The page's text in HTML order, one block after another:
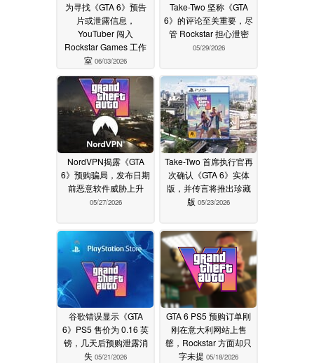
为寻找《GTA 6》预告
片或泄露信息，
YouTuber 闯入
Rockstar Games 工作
室 06/03/2026
Take-Two 坚称《GTA
6》的评论至关重要，尽
管 Rockstar 担心泄密
05/29/2026
NordVPN揭露《GTA
6》预购骗局，发布日期
前恶意软件威胁上升
05/27/2026
Take-Two 首席执行官再
次确认《GTA 6》实体
版，并传言将推出珍藏
版 05/23/2026
谷歌错误显示《GTA
6》PS5 售价为 0.16 英
镑，几天后预购泄露消
失 05/21/2026
GTA 6 PS5 预购订单刚
刚在意大利网站上售
罄，Rockstar 方面却只
字未提 05/18/2026